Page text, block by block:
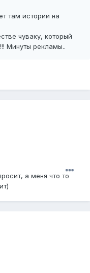
там истории на
чуваку, который
Минуты рекламы..
а меня что то